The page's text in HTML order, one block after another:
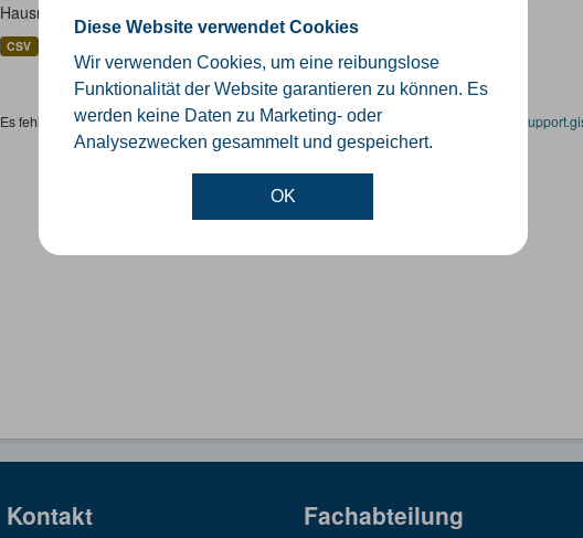
Diese Website verwendet Cookies
Wir verwenden Cookies, um eine reibungslose
Funktionalität der Website garantieren zu können. Es
werden keine Daten zu Marketing- oder
Analysezwecken gesammelt und gespeichert.
OK
Hausnummernkoordinaten abgeleitet aus dem ALKIS-Bestand
CSV
Es fehlen spezifische Datensätze? Wenden Sie sich bitte an einen Administrator unter:
Kontakt Fachabteilung